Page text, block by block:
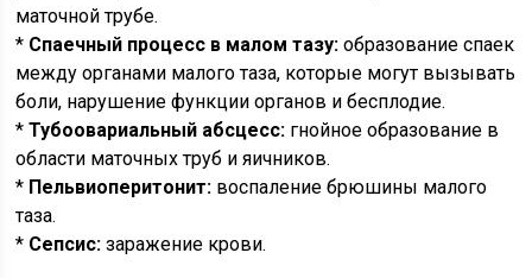
маточной трубе.
* Спаечный процесс в малом тазу: образование спаек
между органами малого таза, которые могут вызывать
боли, нарушение функции органов и бесплодие.
*Тубоовариальный абсцесс: гнойное образование в
области маточных труб и яичников.
* Пельвиоперитонит: воспаление брюшины малого
таза.
* Сепсис: заражение крови.